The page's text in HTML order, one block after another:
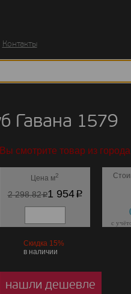
Контакты
Гавана 1579
Вы смотрите товар из
Цена м2
2 298.82p1 954p
с
Скидка 15%
в наличии
нашли дешевле